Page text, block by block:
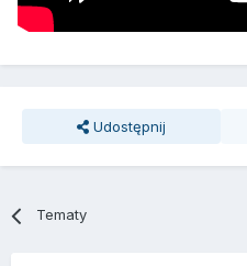
Udostępnij
Tematy